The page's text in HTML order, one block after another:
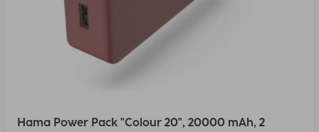
Hama Power Pack "Colour 20", 20000 mAh, 2